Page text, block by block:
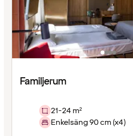
Familjerum
21-24 m²
Enkelsäng 90 cm (x4)